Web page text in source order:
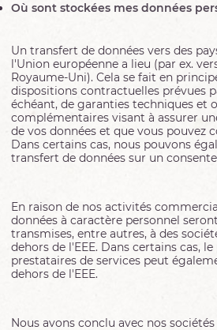
Où sont stockées mes données
Un transfert de données vers des
l'Union européenne a lieu (par ex.
Royaume-Uni). Cela se fait en
dispositions contractuelles prévues
échéant, de garanties techniques et
complémentaires visant à assurer
de vos données et que vous pouvez
Dans certains cas, nous pouvons
transfert de données sur un
En raison de nos activités
données à caractère personnel
transmises, entre autres, à des
dehors de l'EEE. Dans certains cas,
prestataires de services peut
dehors de l'EEE.
Nous avons conclu avec nos